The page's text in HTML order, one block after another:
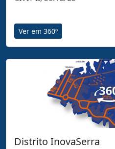
Ver em 360º
Distrito InovaSerra